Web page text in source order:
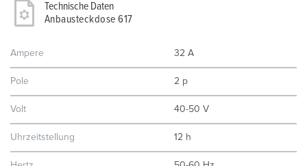
Technische Daten
Anbausteckdose 617
Ampere 32 A
Pole 2 p
Volt 40-50 V
Uhrzeitstellung 12 h